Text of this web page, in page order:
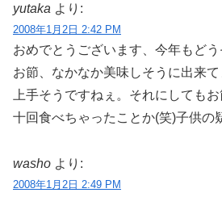
yutaka より:
2008年1月2日 2:42 PM
おめでとうございます、今年もどう
お節、なかなか美味しそうに出来
上手そうですねぇ。それにしても
十回食べちゃったことか(笑)子供の
washo より:
2008年1月2日 2:49 PM